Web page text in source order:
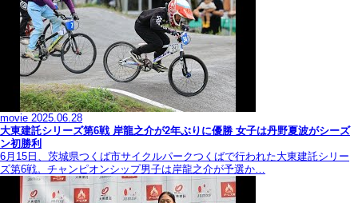
movie 2025.06.28
大東建託シリーズ第6戦 岸龍之介が2年ぶりに優勝 女子は丹野夏波がシーズ
ン初勝利
6月15日、茨城県つくば市サイクルパークつくばで行われた大東建託シリー
ズ第6戦。チャンピオンシップ男子は岸龍之介が予選か…